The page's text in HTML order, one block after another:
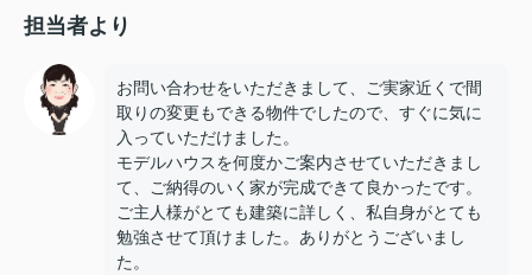
担当者より
お問い合わせをいただきまして、ご実家近くで間
取りの変更もできる物件でしたので、すぐに気に
入っていただけました。
モデルハウスを何度かご案内させていただきまし
て、ご納得のいく家が完成できて良かったです。
ご主人様がとても建築に詳しく、私自身がとても
勉強させて頂けました。ありがとうございまし
た。